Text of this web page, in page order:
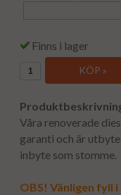
Finns i lager
KÖP »
Våra renoverade
garanti och är
inbyte som stomme.
OBS! Vänligen